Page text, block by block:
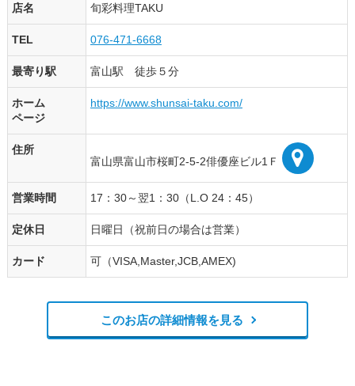
店名 旬彩料理TAKU
TEL 076-471-6668
最寄り駅 富山駅 徒歩５分
ホーム
ページ
https://www.shunsai-taku.com/
住所
富山県富山市桜町2-5-2俳優座ビル1Ｆ
営業時間 17：30～翌1：30（L.O 24：45）
定休日 日曜日（祝前日の場合は営業）
カード 可（VISA,Master,JCB,AMEX)
このお店の詳細情報を見る